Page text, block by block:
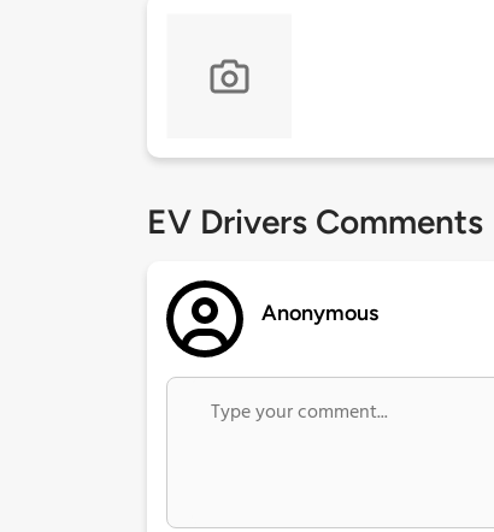
EV Drivers Comments
Anonymous